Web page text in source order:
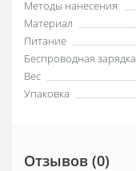
Методы нанесения
Материал
Питание
Беспроводная зарядка
Вес
Упаковка
Отзывов (0)